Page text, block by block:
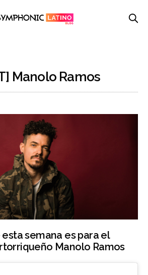
Manolo Ramos
semana es para el
Manolo Ramos